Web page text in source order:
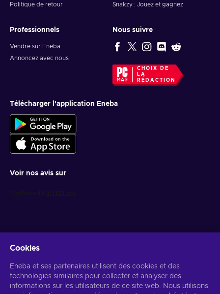
Politique de retour
Snakzy : Jouez et gagnez
Professionnels
Vendre sur Eneba
Annoncez avec nous
Nous suivre
CHOIX DE
LA
RÉDACTION
Télécharger l'application Eneba
Voir nos avis sur
S’abonner
Cookies
Eneba et ses partenaires utilisent des cookies et des
technologies similaires pour collecter et analyser des
informations sur les utilisateurs de ce site web. Nous utilisons